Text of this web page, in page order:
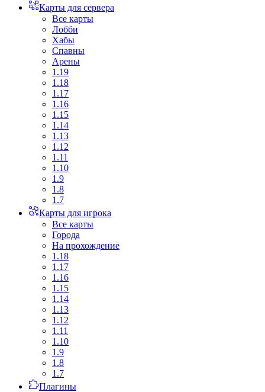
Карты для сервера
Все карты
Лобби
Хабы
Спавны
Арены
1.19
1.18
1.17
1.16
1.15
1.14
1.13
1.12
1.11
1.10
1.9
1.8
1.7
Карты для игрока
Все карты
Города
На прохождение
1.18
1.17
1.16
1.15
1.14
1.13
1.12
1.11
1.10
1.9
1.8
1.7
Плагины